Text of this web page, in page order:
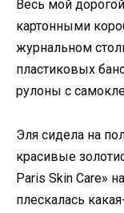
Весь мой
картонными
журнальном
пластиковых
рулоны с
Эля сидела на
красивые
Paris Skin Care»
плескалась